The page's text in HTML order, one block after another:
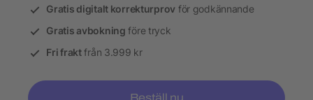
Gratis digitalt korrekturprov för godkännande
Gratis avbokning före tryck
Fri fraktfrån 3.999 kr